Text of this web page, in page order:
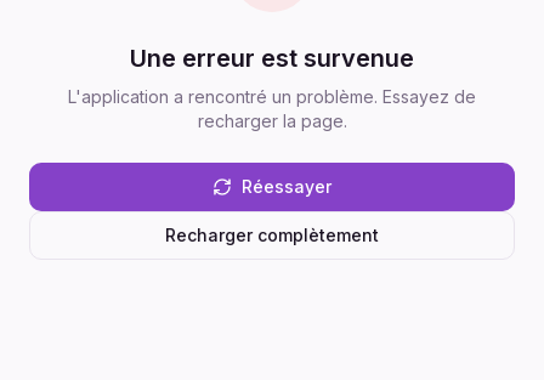
Une erreur est survenue
L'application a rencontré un problème. Essayez de
recharger la page.
Réessayer
Recharger complètement